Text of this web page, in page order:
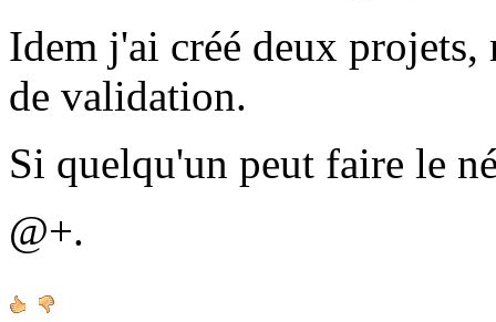
Idem j'ai créé deux
de validation.
Si quelqu'un peut faire le
@+.